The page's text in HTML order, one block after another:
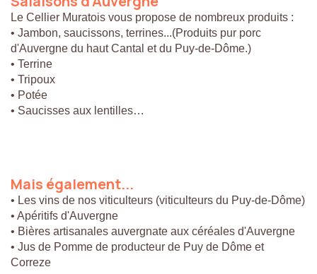
Le Cellier Muratois vous propose de nombreux produits :
• Jambon, saucissons, terrines...(Produits pur porc
d'Auvergne du haut Cantal et du Puy-de-Dôme.)
• Terrine
• Tripoux
• Potée
• Saucisses aux lentilles…
Mais également...
• Les vins de nos viticulteurs (viticulteurs du Puy-de-Dôme)
• Apéritifs d'Auvergne
• Bières artisanales auvergnate aux céréales d'Auvergne
• Jus de Pomme de producteur de Puy de Dôme et
Correze